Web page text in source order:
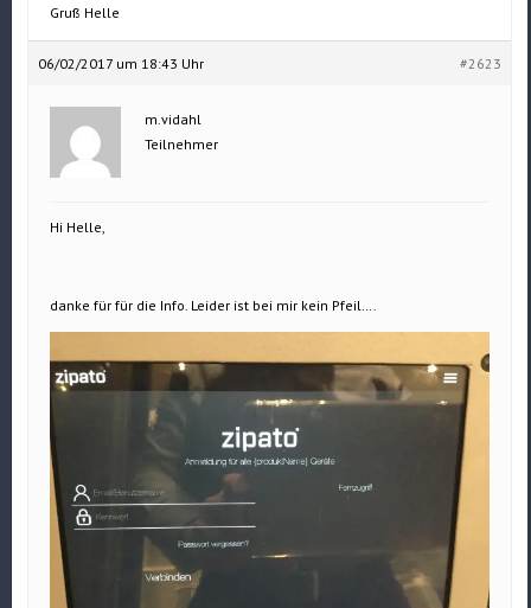
Gruß Helle
06/02/2017 um 18:43 Uhr #2623
m.vidahl
Teilnehmer
Hi Helle,
danke für für die Info. Leider ist bei mir kein Pfeil….